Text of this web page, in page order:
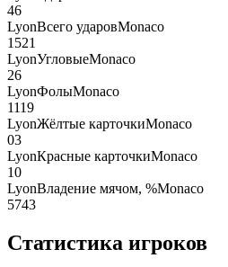
46
LyonВсего ударовMonaco
1521
LyonУгловыеMonaco
26
LyonФолыMonaco
1119
LyonЖёлтые карточкиMonaco
03
LyonКрасные карточкиMonaco
10
LyonВладение мячом, %Monaco
5743
Статистика игроков